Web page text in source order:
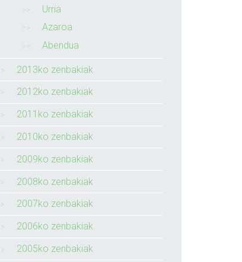
Urria
Azaroa
Abendua
2013ko zenbakiak
2012ko zenbakiak
2011ko zenbakiak
2010ko zenbakiak
2009ko zenbakiak
2008ko zenbakiak
2007ko zenbakiak
2006ko zenbakiak
2005ko zenbakiak